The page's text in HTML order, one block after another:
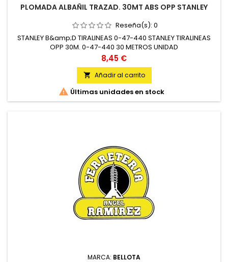
PLOMADA ALBAÑIL TRAZAD. 30MT ABS OPP STANLEY
Reseña(s): 0
STANLEY B&amp;D TIRALINEAS 0-47-440 STANLEY TIRALINEAS
OPP 30M. 0-47-440 30 METROS UNIDAD
Precio
8,45 €
 Añadir al carrito
 Últimas unidades en stock
MARCA: BELLOTA